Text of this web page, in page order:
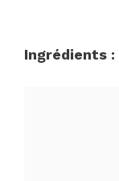
Ingrédients :